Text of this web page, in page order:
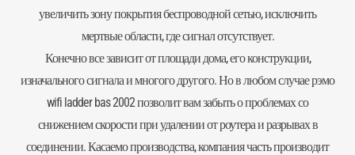
увеличить зону покрытия беспроводной сетью, исключить
мертвые области, где сигнал отсутствует.
Конечно все зависит от площади дома, его конструкции,
изначального сигнала и многого другого. Но в любом случае рэмо
wifi ladder bas 2002 позволит вам забыть о проблемах со
снижением скорости при удалении от роутера и разрывах в
соединении. Касаемо производства, компания часть производит